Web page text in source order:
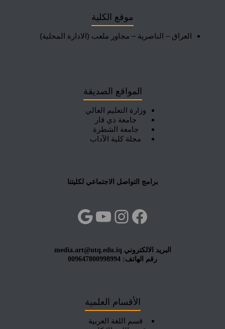
موقع الكلية
العراق – الناصرية – مجاور ملعب (الادارة المحلية)
المواقع الصديقة
وزارة التعليم العالي
جامعة ذي قار
جامعة الشطرة
مجلة كلية الآداب
برامج التواصل الاجتماعي لكليتنا
فيسبوك
إنستجرام
يوتيوب
البريد الالكتروني media.art@utq.edu.iq
رقم الهاتف: 009647800998994
الأقسام العلمية
قسم اللغة العربية